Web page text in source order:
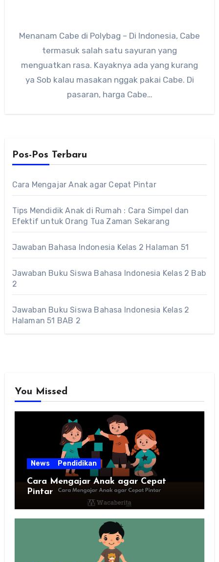
Menanam Cabe di Polybag – Di Indonesia, Cabe
termasuk salah satu sayuran yang
menguatkan rasa. Kayaknya ada yang kurang
ya Sob kalau masakan nggak pakai Cabe. Di
pasaran, harga Cabe…
Pos-Pos Terbaru
Cara Mengajar Anak agar Cepat Pintar
Tips Mendidik Anak di Rumah : Cara Simpel dan
Efektif untuk Orang Tua Zaman Sekarang
Jawaban Bahasa Indonesia Kelas 2 Halaman 51
Jawaban Buku Siswa Bahasa Indonesia Kelas 2 Bab
2
Jawaban Buku Siswa Bahasa Indonesia Kelas 2
Halaman 51 BAB 2
You Missed
News Pendidikan
Cara Mengajar Anak agar Cepat
Pintar